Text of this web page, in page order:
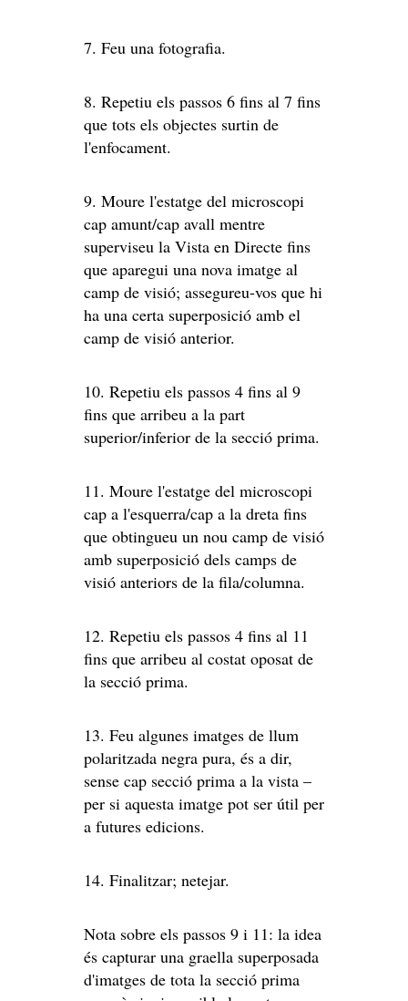
7. Feu una fotografia.
8. Repetiu els passos 6 fins al 7 fins
que tots els objectes surtin de
l'enfocament.
9. Moure l'estatge del microscopi
cap amunt/cap avall mentre
superviseu la Vista en Directe fins
que aparegui una nova imatge al
camp de visió; assegureu-vos que hi
ha una certa superposició amb el
camp de visió anterior.
10. Repetiu els passos 4 fins al 9
fins que arribeu a la part
superior/inferior de la secció prima.
11. Moure l'estatge del microscopi
cap a l'esquerra/cap a la dreta fins
que obtingueu un nou camp de visió
amb superposició dels camps de
visió anteriors de la fila/columna.
12. Repetiu els passos 4 fins al 11
fins que arribeu al costat oposat de
la secció prima.
13. Feu algunes imatges de llum
polaritzada negra pura, és a dir,
sense cap secció prima a la vista –
per si aquesta imatge pot ser útil per
a futures edicions.
14. Finalitzar; netejar.
Nota sobre els passos 9 i 11: la idea
és capturar una graella superposada
d'imatges de tota la secció prima